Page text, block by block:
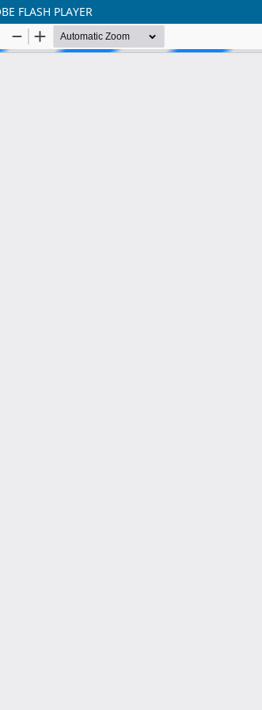
FLASH PLAYER